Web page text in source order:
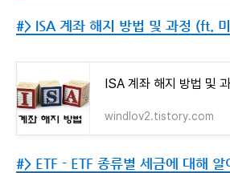
#> ISA 계좌 해지 방법 및 과정 (ft.
ISA 계좌 해지 방법 및
windlov2.tistory.com
#> ETF - ETF 종류별 세금에 대해 알